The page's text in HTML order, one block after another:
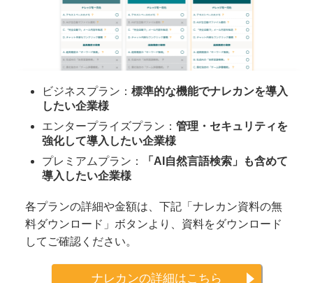
ビジネスプラン： 標準的な機能でナレカンを導入
したい企業様
エンタープライズプラン： 管理・セキュリティを
強化して導入したい企業様
プレミアムプラン：
「AI自然言語検索」も含めて
導入したい企業様
各プランの詳細や金額は、下記「ナレカン資料の無
料ダウンロード」ボタンより、資料をダウンロード
してご確認ください。
ナレカンの詳細はこちら